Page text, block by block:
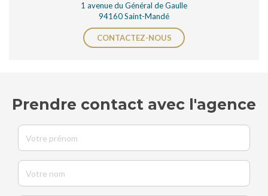
1 avenue du Général de Gaulle
94160 Saint-Mandé
CONTACTEZ-NOUS
Prendre contact avec l'agence